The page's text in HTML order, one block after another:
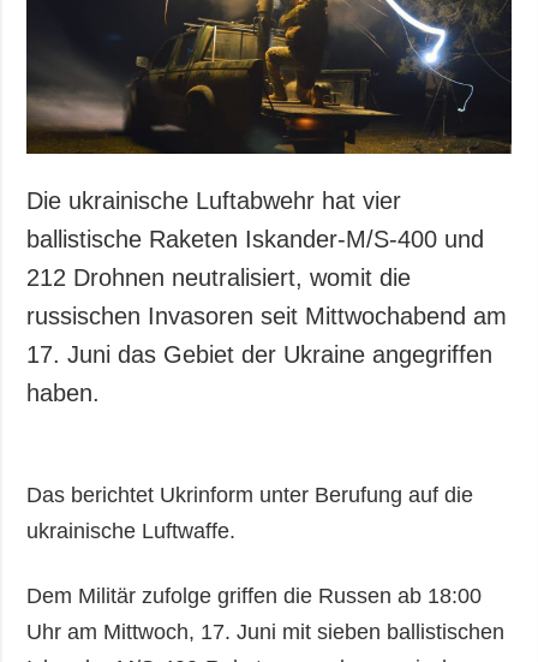
Gesellschaft und
Kultur
Sport
Kriminalität
Notstand und
ZUSÄTZLICH
Veröffentlichungen
Interview
Fotos
Video
LEISTUNGEN
Abonnement
Fotobank
Die ukrainische Luftabwehr hat vier
ballistische Raketen Iskander-M/S-400 und
212 Drohnen neutralisiert, womit die
russischen Invasoren seit Mittwochabend am
17. Juni das Gebiet der Ukraine angegriffen
haben.
Das berichtet Ukrinform unter Berufung auf die
ukrainische Luftwaffe.
Dem Militär zufolge griffen die Russen ab 18:00
Uhr am Mittwoch, 17. Juni mit sieben ballistischen